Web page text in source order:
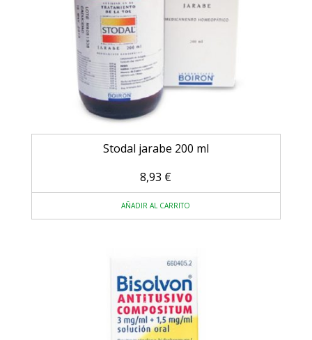
Stodal jarabe 200 ml
8,93 €
AÑADIR AL CARRITO